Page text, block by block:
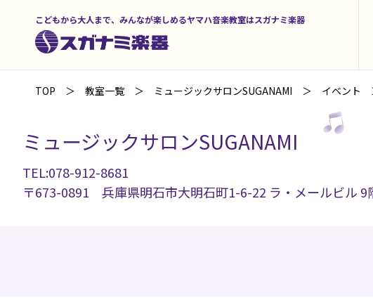
こどもから大人まで、みんなが楽しめるヤマハ音楽教室はスガナミ楽器
TOP 教室一覧 ミュージックサロンSUGANAMI イベント
ミュージックサロンSUGANAMI
TEL:078-912-8681
〒673-0891 兵庫県明石市大明石町1-6-22 ラ・メールビル 9